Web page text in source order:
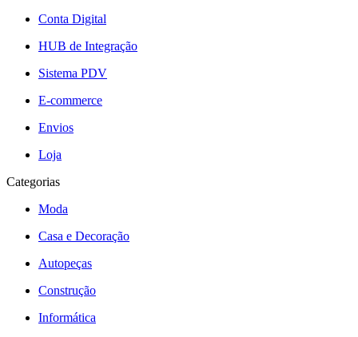
Conta Digital
HUB de Integração
Sistema PDV
E-commerce
Envios
Loja
Categorias
Moda
Casa e Decoração
Autopeças
Construção
Informática